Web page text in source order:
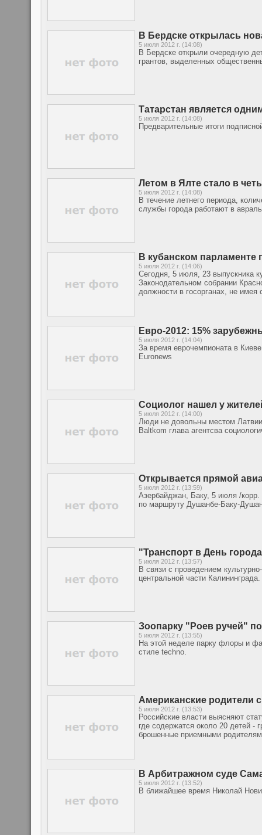
В Бердске открылась
5 июля 2012 г. (14:08)
В Бердске открыли очередную
грантов, выделенных
Татарстан является
5 июля 2012 г. (14:08)
Предварительные итоги
Летом в Ялте стало в
5 июля 2012 г. (14:08)
В течение летнего периода,
службы города работают в
В кубанском парламенте
5 июля 2012 г. (14:06)
Сегодня, 5 июля, 23 выпускника
Законодательном собрании
должности в госорганах, не имея
Евро-2012: 15%
5 июля 2012 г. (14:04)
За время еврочемпионата в
Euronews
Социолог нашел у
5 июля 2012 г. (14:00)
Люди не довольны местом
Baltkom глава агентсва
Открывается прямой
5 июля 2012 г. (13:59)
Азербайджан, Баку, 5 июля /
по маршруту Душанбе-Баку-
"Транспорт в День
5 июля 2012 г. (13:57)
В связи с проведением
центральной части Калининграда.
Зоопарку "Роев ручей"
5 июля 2012 г. (13:55)
На этой неделе парку флоры и
стиле techno.
Американские родители
5 июля 2012 г. (13:53)
Российские власти выясняют
где содержатся около 20 детей
брошенные приемными
В Арбитражном суде
5 июля 2012 г. (13:52)
В ближайшее время Николай